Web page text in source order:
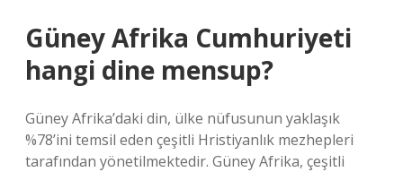
Güney Afrika Cumhuriyeti
hangi dine mensup?
Güney Afrika’daki din, ülke nüfusunun yaklaşık
%78’ini temsil eden çeşitli Hristiyanlık mezhepleri
tarafından yönetilmektedir. Güney Afrika, çeşitli